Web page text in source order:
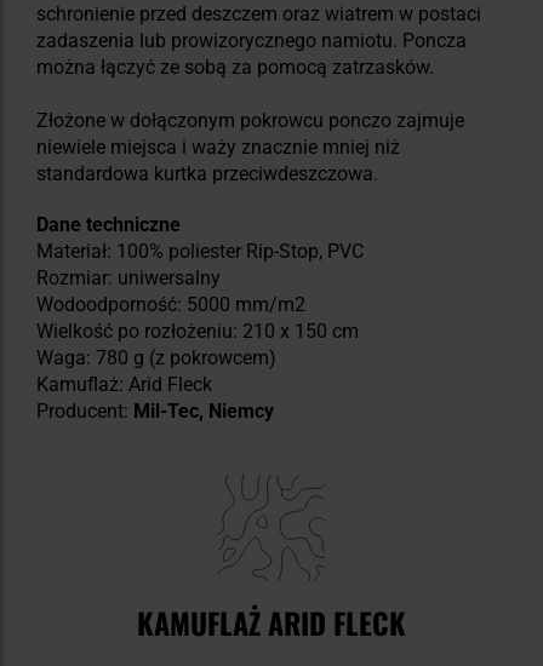
schronienie przed deszczem oraz wiatrem w postaci
zadaszenia lub prowizorycznego namiotu. Poncza
można łączyć ze sobą za pomocą zatrzasków.
Złożone w dołączonym pokrowcu ponczo zajmuje
niewiele miejsca i waży znacznie mniej niż
standardowa kurtka przeciwdeszczowa.
Dane techniczne
Materiał: 100% poliester Rip-Stop, PVC
Rozmiar: uniwersalny
Wodoodporność: 5000 mm/m2
Wielkość po rozłożeniu: 210 x 150 cm
Waga: 780 g (z pokrowcem)
Kamuflaż: Arid Fleck
Producent: Mil-Tec, Niemcy
KAMUFLAŻ ARID FLECK